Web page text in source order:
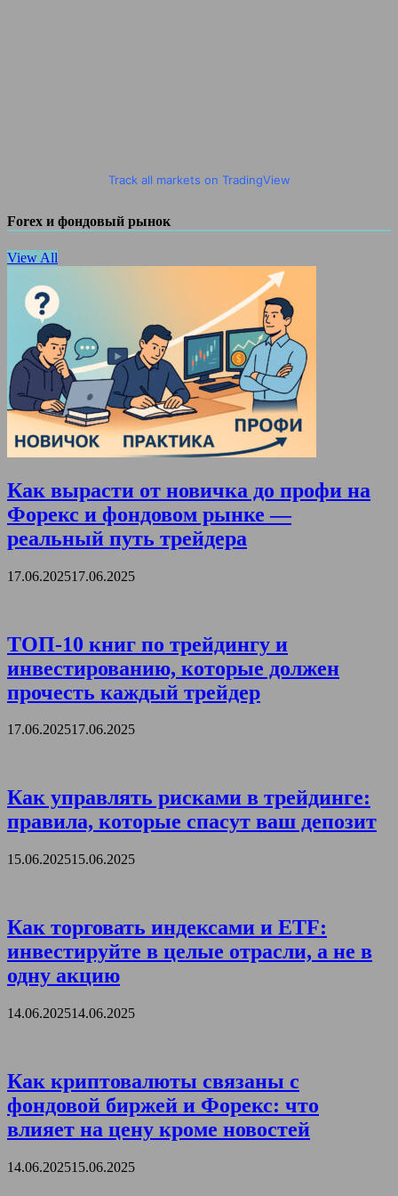
Track all markets on TradingView
Forex и фондовый рынок
View All
Как вырасти от новичка до профи на
Форекс и фондовом рынке —
реальный путь трейдера
17.06.202517.06.2025
ТОП-10 книг по трейдингу и
инвестированию, которые должен
прочесть каждый трейдер
17.06.202517.06.2025
Как управлять рисками в трейдинге:
правила, которые спасут ваш депозит
15.06.202515.06.2025
Как торговать индексами и ETF:
инвестируйте в целые отрасли, а не в
одну акцию
14.06.202514.06.2025
Как криптовалюты связаны с
фондовой биржей и Форекс: что
влияет на цену кроме новостей
14.06.202515.06.2025